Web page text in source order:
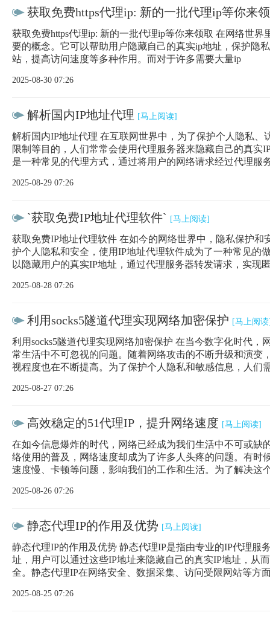
获取免费https代理ip: 新的一批代理ip等你来
获取免费https代理ip: 新的一批代理ip等你来领取 在网络世界
要的概念。它可以帮助用户隐藏自己的真实ip地址，保护隐
站，提高访问速度等多种作用。而对于许多需要大量ip
2025-08-30 07:26
解析国内IP地址代理 [马上阅读]
解析国内IP地址代理 在互联网世界中，为了保护个人隐私、
限制等目的，人们常常会使用代理服务器来隐藏自己的真实
是一种常见的代理方式，通过将用户的网络请求经过代理服
2025-08-29 07:26
`获取免费IP地址代理软件` [马上阅读]
获取免费IP地址代理软件 在如今的网络世界中，隐私保护和
护个人隐私和安全，使用IP地址代理软件成为了一种常见的
以隐藏用户的真实IP地址，通过代理服务器转发请求，实现
2025-08-28 07:26
利用socks5隧道代理实现网络加密保护 [马上阅
利用socks5隧道代理实现网络加密保护 在当今数字化时代，
常生活中不可忽视的问题。随着网络攻击的不断升级和演变
视程度也在不断提高。为了保护个人隐私和敏感信息，人们
2025-08-27 07:26
高效稳定的51代理IP，提升网络速度 [马上阅读]
在如今信息爆炸的时代，网络已经成为我们生活中不可或缺
络使用的普及，网络速度却成为了许多人头疼的问题。有时
速度慢、卡顿等问题，影响我们的工作和生活。为了解决这
2025-08-26 07:26
静态代理IP的作用及优势 [马上阅读]
静态代理IP的作用及优势 静态代理IP是指由专业的IP代理服
址，用户可以通过这些IP地址来隐藏自己的真实IP地址，从
全。静态代理IP在网络安全、数据采集、访问受限网站等方
2025-08-25 07:26